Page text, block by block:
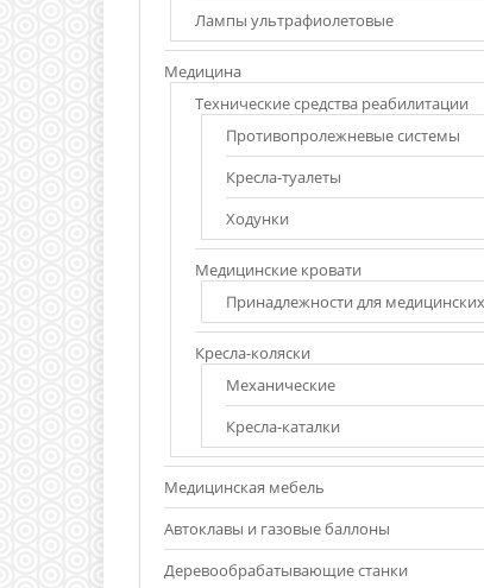
Лампы ультрафиолетовые
Медицина
Технические средства реабилитации
Противопролежневые системы
Кресла-туалеты
Ходунки
Медицинские кровати
Принадлежности для
Кресла-коляски
Механические
Кресла-каталки
Медицинская мебель
Автоклавы и газовые баллоны
Деревообрабатывающие станки